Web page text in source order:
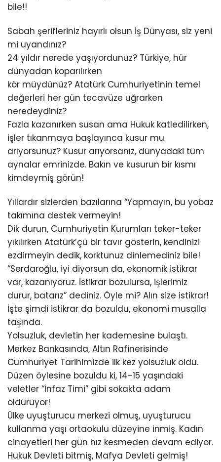
bile!!
Sabah şerifleriniz hayırlı olsun İş Dünyası, siz yeni
mi uyandınız?
24 yıldır nerede yaşıyordunuz? Türkiye, hür
dünyadan koparılırken
kör müydünüz? Atatürk Cumhuriyetinin temel
değerleri her gün tecavüze uğrarken
neredeydiniz?
Fazla kazanırken susan ama Hukuk katledilirken,
işler tıkanmaya başlayınca kusur mu
arıyorsunuz? Kusur arıyorsanız, dünyadaki tüm
aynalar emrinizde. Bakın ve kusurun bir kısmı
kimdeymiş görün!
Yıllardır sizlerden bazılarına “Yapmayın, bu yobaz
takımına destek vermeyin!
Dik durun, Cumhuriyetin Kurumları teker-teker
yıkılırken Atatürk’çü bir tavır gösterin, kendinizi
ezdirmeyin dedik, korktunuz dinlemediniz bile!
“Serdaroğlu, iyi diyorsun da, ekonomik istikrar
var, kazanıyoruz. İstikrar bozulursa, işlerimiz
durur, batarız” dediniz. Öyle mi? Alın size istikrar!
İşte şimdi istikrar da bozuldu, ekonomi musalla
taşında.
Yolsuzluk, devletin her kademesine bulaştı.
Merkez Bankasında, Altın Rafinerisinde
Cumhuriyet Tarihimizde ilk kez yolsuzluk oldu.
Düzen öylesine bozuldu ki, 14-15 yaşındaki
veletler “İnfaz Timi” gibi sokakta adam
öldürüyor!
Ülke uyuşturucu merkezi olmuş, uyuşturucu
kullanma yaşı ortaokulu düzeyine inmiş. Kadın
cinayetleri her gün hız kesmeden devam ediyor.
Hukuk Devleti bitmiş, Mafya Devleti gelmiş!